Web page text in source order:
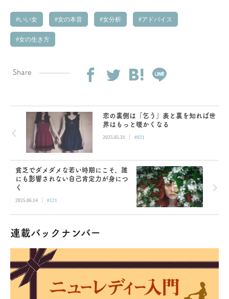
いい女 女の本音 女分析 アドバイス
女の生き方
Share
恋の裏側は「乞う」表と裏を知れば世
界はもっと暖かくなる
2025.05.31 | #021
貧乏でダメダメな若い時期にこそ、誰
にも影響されない自己肯定力が身につ
く
2025.06.14 | #121
連載バックナンバー